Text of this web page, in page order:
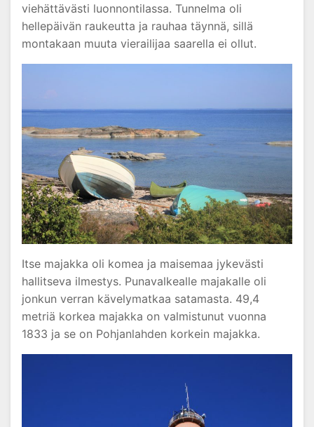
viehättävästi luonnontilassa. Tunnelma oli
hellepäivän raukeutta ja rauhaa täynnä, sillä
montakaan muuta vierailijaa saarella ei ollut.
Itse majakka oli komea ja maisemaa jykevästi
hallitseva ilmestys. Punavalkealle majakalle oli
jonkun verran kävelymatkaa satamasta. 49,4
metriä korkea majakka on valmistunut vuonna
1833 ja se on Pohjanlahden korkein majakka.